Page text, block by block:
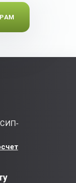
СИП-